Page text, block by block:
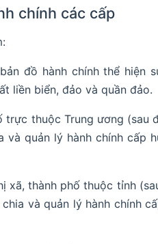
chính các cấp
đồ hành chính thể hiện
liền biển, đảo và quần đảo.
trực thuộc Trung ương
và quản lý hành chính cấp
xã, thành phố thuộc tỉnh
và quản lý hành chính